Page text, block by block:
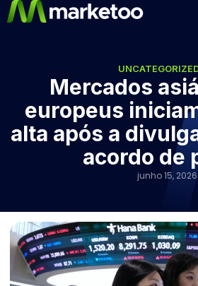
Mercados
europeus
alta após a
acordo de
junho 15, 2026